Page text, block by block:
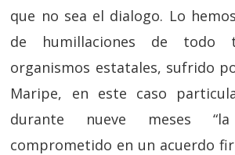
que no sea el dialogo. Lo
de humillaciones de todo
organismos estatales, sufrido
Maripe, en este caso
durante nueve meses
comprometido en un acuerdo